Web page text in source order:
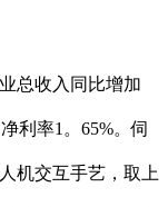
总收入同比增加
利率1。65%。伺
机交互手艺，取上